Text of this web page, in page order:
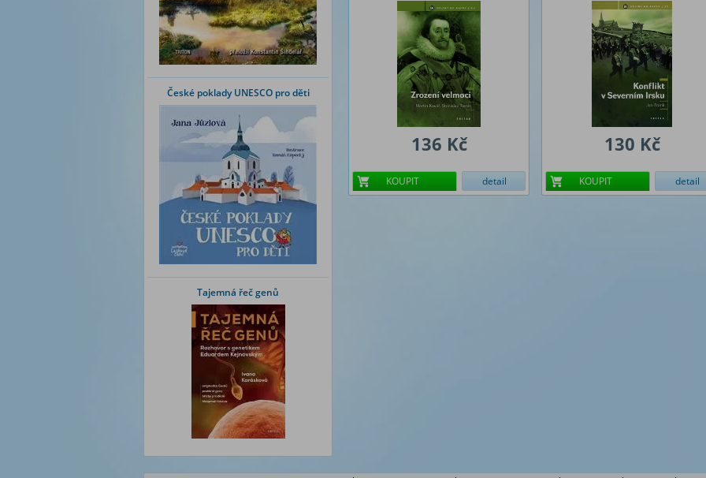
České poklady UNESCO pro děti
Tajemná řeč genů
136 Kč
KOUPIT detail
130 Kč
KOUPIT detail